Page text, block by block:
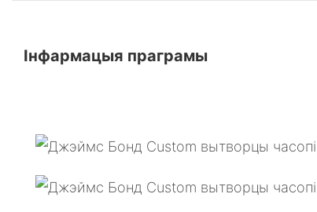
Інфармацыя праграмы